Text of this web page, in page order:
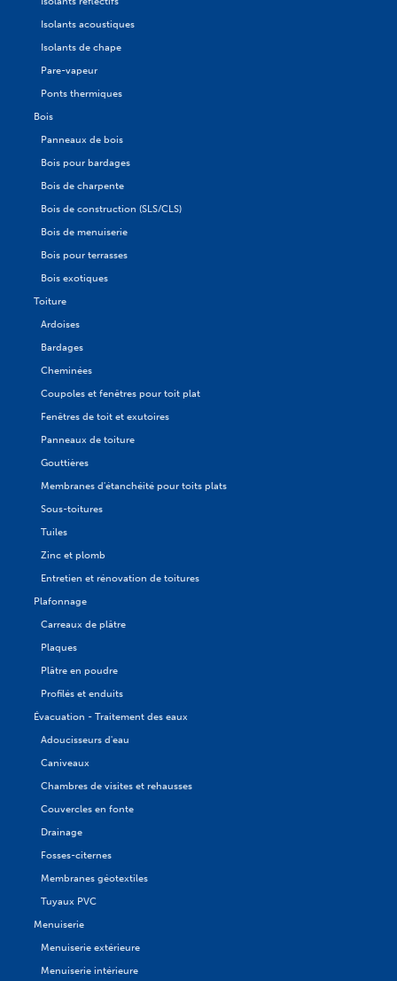
Isolants acoustiques
Isolants de chape
Pare-vapeur
Ponts thermiques
Bois
Panneaux de bois
Bois pour bardages
Bois de charpente
Bois de construction (SLS/CLS)
Bois de menuiserie
Bois pour terrasses
Bois exotiques
Toiture
Ardoises
Bardages
Cheminées
Coupoles et fenêtres pour toit plat
Fenêtres de toit et exutoires
Panneaux de toiture
Gouttières
Membranes d'étanchéité pour toits plats
Sous-toitures
Tuiles
Zinc et plomb
Entretien et rénovation de toitures
Plafonnage
Carreaux de plâtre
Plaques
Plâtre en poudre
Profilés et enduits
Évacuation - Traitement des eaux
Adoucisseurs d'eau
Caniveaux
Chambres de visites et rehausses
Couvercles en fonte
Drainage
Fosses-citernes
Membranes géotextiles
Tuyaux PVC
Menuiserie
Menuiserie extérieure
Menuiserie intérieure